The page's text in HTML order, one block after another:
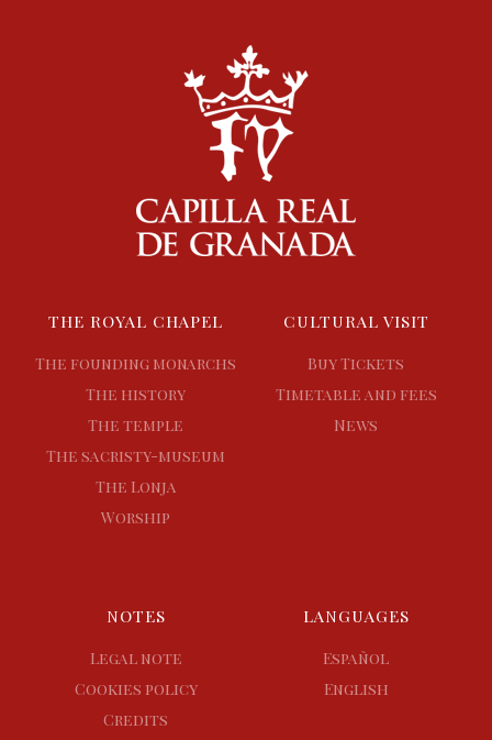
THE ROYAL CHAPEL
The founding monarchs
The history
The temple
The sacristy-museum
The Lonja
Worship
CULTURAL VISIT
Buy Tickets
Timetable and fees
News
NOTES
Legal note
Cookies policy
Credits
LANGUAGES
Español
English